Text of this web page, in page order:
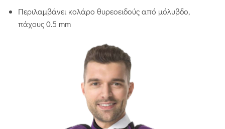
Περιλαμβάνει κολάρο θυρεοειδούς από μόλυβδο,
πάχους 0.5 mm